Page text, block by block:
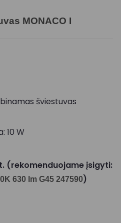
MONACO I
šviestuvas
10 W
(rekomenduojame įsigyti:
630 lm G45 247590)